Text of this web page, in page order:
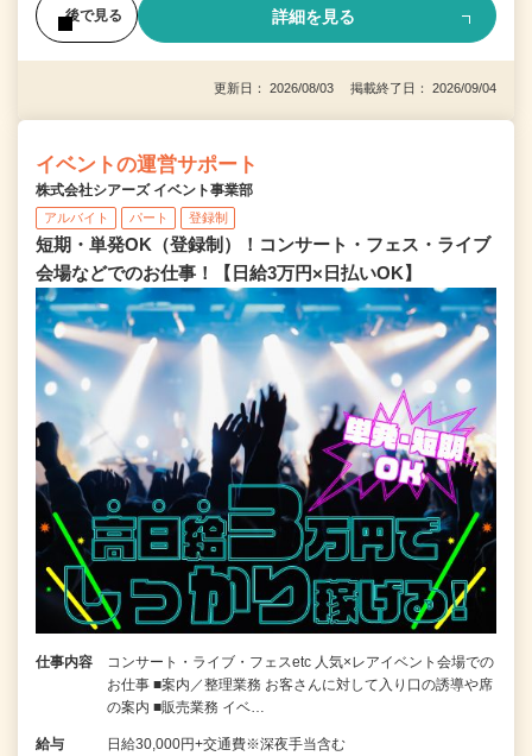
後で見る 詳細を見る
更新日： 2026/08/03 掲載終了日： 2026/09/04
イベントの運営サポート
株式会社シアーズ イベント事業部
アルバイト パート 登録制
短期・単発OK（登録制）！コンサート・フェス・ライブ
会場などでのお仕事！【日給3万円×日払いOK】
仕事内容
コンサート・ライブ・フェスetc 人気×レアイベント会場での
お仕事 ■案内／整理業務 お客さんに対して入り口の誘導や席
の案内 ■販売業務 イベ…
給与 日給30,000円+交通費※深夜手当含む